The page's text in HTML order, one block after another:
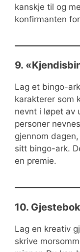
kanskje til og
konfirmanten
9.
Lag et bingo-
karakterer som
nevnt i løpet av
personer
gjennom
sitt bingo-ark.
en premie.
10.
Lag en kreativ
skrive